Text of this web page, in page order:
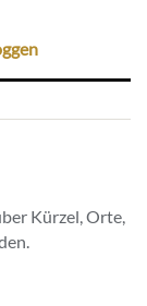
Kürzel, Orte,